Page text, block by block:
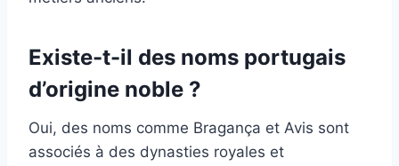
Existe-t-il des noms portugais
d’origine noble ?
Oui, des noms comme Bragança et Avis sont
associés à des dynasties royales et